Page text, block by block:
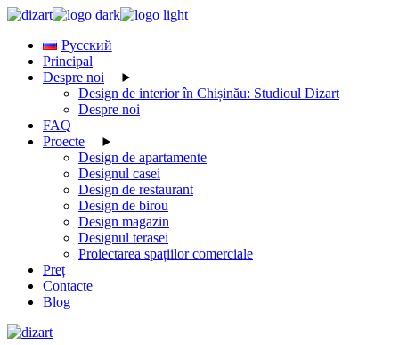
Skip
content
Русский
Principal
Despre noi
Design de interior în Chișinău: Studioul Dizart
Despre noi
FAQ
Proecte
Design de apartamente
Designul casei
Design de restaurant
Design de birou
Design magazin
Designul terasei
Proiectarea spațiilor comerciale
Preț
Contacte
Blog